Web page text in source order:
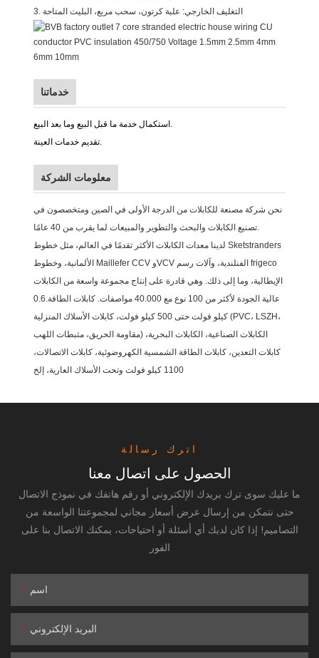
3. التغليف الخارجي: علبة كرتون، سحب مربع، البليت المتاحة
خدماتنا
استكمال خدمة ما قبل البيع وما بعد البيع.
تقديم خدمات العينة.
معلومات الشركة
نحن شركة مصنعة للكابلات من الدرجة الأولى في الصين ومتخصصون في
تصنيع الكابلات والبحث والتطوير والمبيعات لما يقرب من 40 عامًا.
لدينا معدات الكابلات الأكثر تقدمًا في العالم، مثل خطوط Sketstranders
الألمانية، وخطوط Maillefer CCV وVCV الفنلندية، وآلات رسم frigeco
الإيطالية، وما إلى ذلك. وهي قادرة على إنتاج مجموعة واسعة من الكابلات
عالية الجودة لأكثر من 100 نوع مع 40.000 مواصفات. كابلات الطاقة.0.6
كيلو فولت حتى 500 كيلو فولت، كابلات الأسلاك المنزلية (PVC، LSZH،
مقاومة الحريق، مثبطات اللهب) الكابلات الصناعية، الكابلات البحرية،
كابلات التعدين، كابلات الطاقة الشمسية الكهروضوئية، كابلات الاتصالات،
1100 كيلو فولت وتحت الأسلاك العارية، إلخ
اترك رسالة
الحصول على اتصال معنا
ما عليك سوى ترك بريدك الإلكتروني أو رقم هاتفك في نموذج الاتصال
حتى نتمكن من إرسال عرض أسعار مجاني لمجموعتنا الواسعة من
التصاميم! إذا كان لديك أي أسئلة أو احتياجات، يمكنك الاتصال بنا على
الفور
اسم
البريد الإلكتروني